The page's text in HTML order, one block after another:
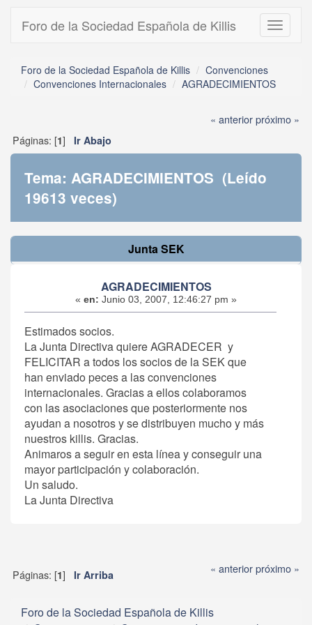
Toggle
Foro de la Sociedad Española de Killis
Foro de la Sociedad Española de Killis
Convenciones
Convenciones Internacionales
AGRADECIMIENTOS
« anteriorpróximo »
Páginas: [1] Ir Abajo
Tema: AGRADECIMIENTOS (Leído
19613 veces)
Junta SEK
AGRADECIMIENTOS
« en: Junio 03, 2007, 12:46:27 pm »
Estimados socios.
La Junta Directiva quiere AGRADECER y
FELICITAR a todos los socios de la SEK que
han enviado peces a las convenciones
internacionales. Gracias a ellos colaboramos
con las asociaciones que posteriormente nos
ayudan a nosotros y se distribuyen mucho y más
nuestros killis. Gracias.
Animaros a seguir en esta línea y conseguir una
mayor participación y colaboración.
Un saludo.
La Junta Directiva
Páginas: [1] Ir Arriba « anteriorpróximo »
Foro de la Sociedad Española de Killis